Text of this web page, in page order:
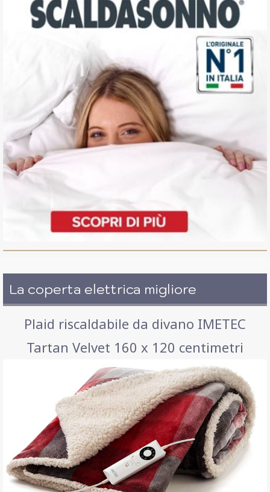
La coperta elettrica migliore
Plaid riscaldabile da divano IMETEC
Tartan Velvet 160 x 120 centimetri